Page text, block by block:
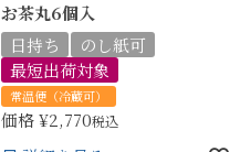
お茶丸6個入
日持ち
のし紙可
最短出荷対象
常温便（冷蔵可）
価格¥2,770税込